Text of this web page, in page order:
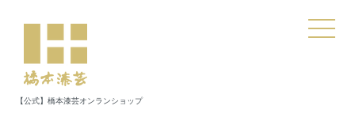
【公式】橋本漆芸オンランショップ